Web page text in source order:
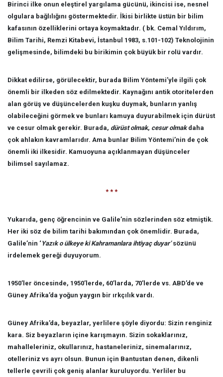
Birinci ilke onun eleştirel yargılama gücünü, ikincisi ise, nesnel
olgulara bağlılığını göstermektedir. İkisi birlikte üstün bir bilim
kafasının özelliklerini ortaya koymaktadır. ( bk. Cemal Yıldırım,
Bilim Tarihi, Remzi Kitabevi, İstanbul 1983, s.101-102) Teknolojinin
gelişmesinde, bilimdeki bu birikimin çok büyük bir rolü vardır.
Dikkat edilirse, görülecektir, burada Bilim Yöntemi’yle ilgili çok
önemli bir ilkeden söz edilmektedir. Kaynağını antik otoritelerden
alan görüş ve düşüncelerden kuşku duymak, bunların yanlış
olabileceğini görmek ve bunları kamuya duyurabilmek için dürüst
ve cesur olmak gerekir. Burada, dürüst olmak, cesur olmakdaha
çok ahlakın kavramlarıdır. Ama bunlar Bilim Yöntemi’nin de çok
önemli iki ilkesidir. Kamuoyuna açıklanmayan düşünceler
bilimsel sayılamaz.
* * *
Yukarıda, genç öğrencinin ve Galile’nin sözlerinden söz etmiştik.
Her iki söz de bilim tarihi bakımından çok önemlidir. Burada,
Galile’nin ‘Yazık o ülkeye ki Kahramanlara ihtiyaç duyar’sözünü
irdelemek gereği duyuyorum.
1950’ler öncesinde, 1950’lerde, 60’larda, 70’lerde vs. ABD’de ve
Güney Afrika’da yoğun yaygın bir ırkçılık vardı.
Güney Afrika’da, beyazlar, yerlilere şöyle diyordu: Sizin renginiz
kara. Siz beyazların içine karışmayın. Sizin sokaklarınız,
mahalleleriniz, okullarınız, hastaneleriniz, sinemalarınız,
otelleriniz vs ayrı olsun. Bunun için Bantustan denen, dikenli
tellerle çevrili çok geniş alanlar kuruluyordu. Yerliler bu